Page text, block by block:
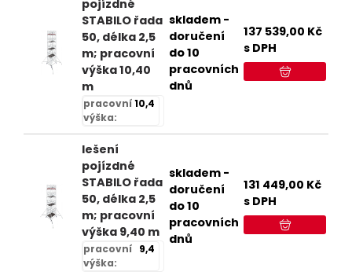
pojízdné
STABILO řada
50, délka 2,5
m; pracovní
výška 10,40
m
pracovní
výška:
10,4
skladem -
doručení
do 10
pracovních
dnů
137 539,00 Kč
s DPH
lešení
pojízdné
STABILO řada
50, délka 2,5
m; pracovní
výška 9,40 m
pracovní
výška:
9,4
skladem -
doručení
do 10
pracovních
dnů
131 449,00 Kč
s DPH